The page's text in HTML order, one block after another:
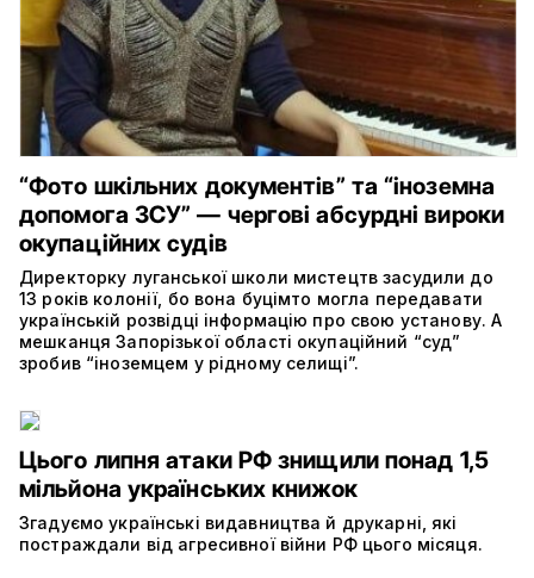
“Фото шкільних документів” та “іноземна
допомога ЗСУ” — чергові абсурдні вироки
окупаційних судів
Директорку луганської школи мистецтв засудили до
13 років колонії, бо вона буцімто могла передавати
українській розвідці інформацію про свою установу. А
мешканця Запорізької області окупаційний “суд”
зробив “іноземцем у рідному селищі”.
Цього липня атаки РФ знищили понад 1,5
мільйона українських книжок
Згадуємо українські видавництва й друкарні, які
постраждали від агресивної війни РФ цього місяця.